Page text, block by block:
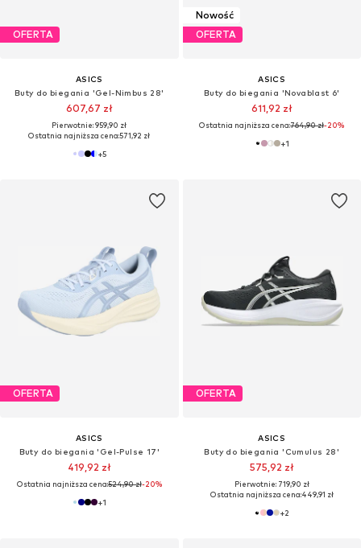
OFERTA
ASICS
Buty do biegania 'Gel-Nimbus 28'
607,67 zł
Pierwotnie: 959,90 zł
Ostatnia najniższa cena:571,92 zł
+5
Nowość
OFERTA
ASICS
Buty do biegania 'Novablast 6'
611,92 zł
Ostatnia najniższa cena:764,90 zł-20%
+1
OFERTA
ASICS
Buty do biegania 'Gel-Pulse 17'
419,92 zł
Ostatnia najniższa cena:524,90 zł-20%
+1
OFERTA
ASICS
Buty do biegania 'Cumulus 28'
575,92 zł
Pierwotnie: 719,90 zł
Ostatnia najniższa cena:449,91 zł
+2